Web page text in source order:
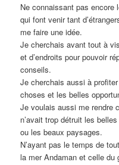
Ne connaissant pas
qui font venir tant
me faire une idée.
Je cherchais avant tout à
et d’endroits pour pouvoir
conseils.
Je cherchais aussi à
choses et les belles
Je voulais aussi me rendre
n’avait trop détruit les
ou les beaux paysages.
N’ayant pas le temps de
la mer Andaman et celle du